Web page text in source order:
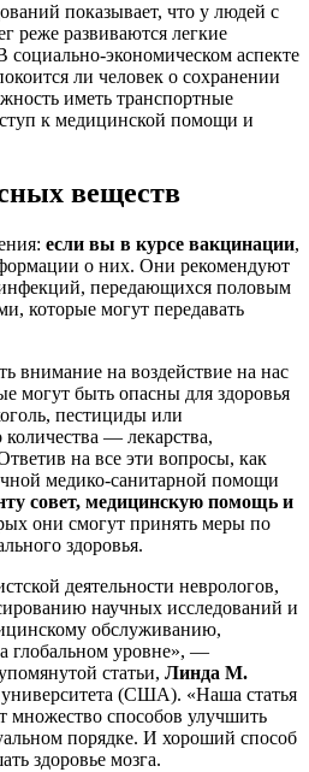
показывает, что у людей с
реже развиваются легкие
экономическом аспекте
ли человек о сохранении
иметь транспортные
к медицинской помощи и
веществ
если вы в курсе вакцинации,
о них. Они рекомендуют
передающихся половым
которые могут передавать
внимание на воздействие на нас
могут быть опасны для здоровья
пестициды или
— лекарства,
на все эти вопросы, как
медико-санитарной помощи
совет, медицинскую помощь и
они смогут принять меры по
здоровья.
деятельности неврологов,
научных исследований и
обслуживанию,
глобальном уровне», —
статьи, Линда М.
(США). «Наша статья
множество способов улучшить
порядке. И хороший способ
здоровье мозга.